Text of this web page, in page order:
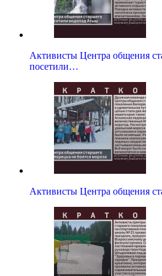
Активисты Центра общения
посетили…
Активисты Центра общения